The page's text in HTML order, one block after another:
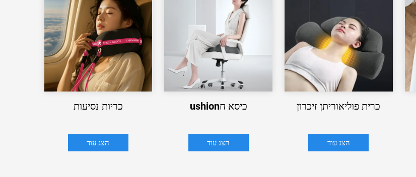
כרית פוליאוריתן זיכרון
הצג עוד
כיסא חushion
הצג עוד
כריות נסיעות
הצג עוד